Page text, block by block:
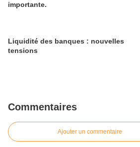
importante.
Liquidité des banques : nouvelles
tensions
Commentaires
Ajouter un commentaire